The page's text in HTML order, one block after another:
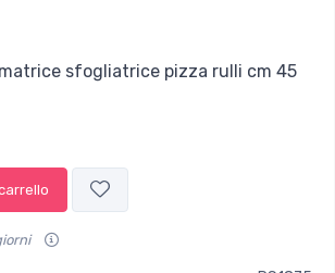
sfogliatrice pizza rulli cm 45